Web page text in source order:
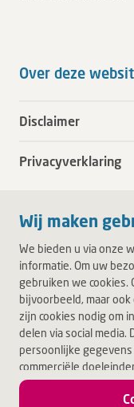
Wij maken
We bieden u via onze
informatie. Om uw
gebruiken we cookies.
bijvoorbeeld, maar
zijn cookies nodig om
delen via social
persoonlijke
commerciële
Cookiebeleid. Door op
Over deze
Disclaimer
Privacyverklaring